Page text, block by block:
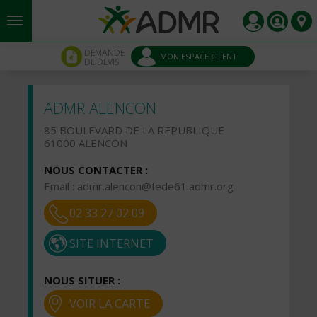
Aller au contenu principal
DEMANDE
DE DEVIS MON ESPACE CLIENT
ADMR ALENCON
85 BOULEVARD DE LA REPUBLIQUE
61000 ALENCON
NOUS CONTACTER :
Email : admr.alencon@fede61.admr.org
02 33 27 02 09
SITE INTERNET
NOUS SITUER :
VOIR LA CARTE
Panneau de gestion des cookies